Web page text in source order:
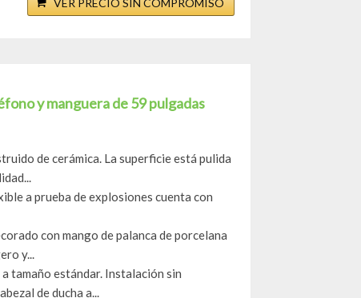
VER PRECIO SIN COMPROMISO
y manguera de 59 pulgadas
de cerámica. La superficie está pulida
a prueba de explosiones cuenta con
con mango de palanca de porcelana
y...
tamaño estándar. Instalación sin
de ducha a...